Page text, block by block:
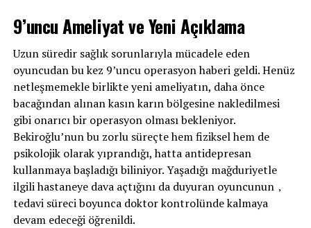
9’uncu Ameliyat ve Yeni Açıklama
Uzun süredir sağlık sorunlarıyla mücadele eden
oyuncudan bu kez 9’uncu operasyon haberi geldi. Henüz
netleşmemekle birlikte yeni ameliyatın, daha önce
bacağından alınan kasın karın bölgesine nakledilmesi
gibi onarıcı bir operasyon olması bekleniyor.
Bekiroğlu’nun bu zorlu süreçte hem fiziksel hem de
psikolojik olarak yıprandığı, hatta antidepresan
kullanmaya başladığı biliniyor. Yaşadığı mağduriyetle
ilgili hastaneye dava açtığını da duyuran oyuncunun，
tedavi süreci boyunca doktor kontrolünde kalmaya
devam edeceği öğrenildi.